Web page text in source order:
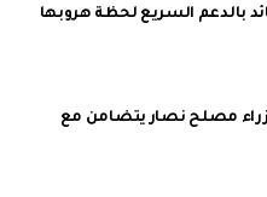
بالدعم السريع لحظة هروبها
مصلح نصار يتضامن مع